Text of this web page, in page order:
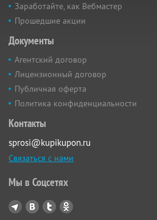
Заработайте, как Вебмастер
Прошедшие акции
Документы
Агентский договор
Лицензионный договор
Публичная оферта
Политика конфиденциальности
Контакты
sprosi@kupikupon.ru
Связаться с нами
Мы в Соцсетях